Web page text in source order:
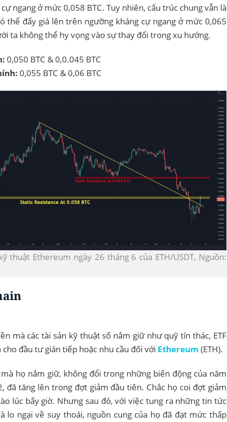
ngang ở mức 0,058 BTC. Tuy nhiên, cấu trúc chung vẫn là
thể đẩy giá lên trên ngưỡng kháng cự ngang ở mức 0,065
ta không thể hy vọng vào sự thay đổi trong xu hướng.
0,050 BTC & 0,0.045 BTC
0,055 BTC & 0,06 BTC
thuật Ethereum ngày 26 tháng 6 của ETH/USDT, Nguồn:
mà các tài sản kỹ thuật số nắm giữ như quỹ tín thác, ETF
đầu tư gián tiếp hoặc nhu cầu đối với Ethereum (ETH).
họ nắm giữ, không đổi trong những biến động của năm
đã tăng lên trong đợt giảm đầu tiên. Chắc họ coi đợt giảm
lúc bấy giờ. Nhưng sau đó, với việc tung ra những tin tức
lo ngại về suy thoái, nguồn cung của họ đã đạt mức thấp